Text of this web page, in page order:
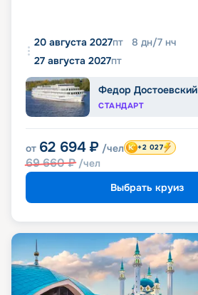
20 августа 2027пт 8 дн/7 нч
27 августа 2027пт
Федор Достоевский
СТАНДАРТ
от 62 694 ₽ /чел
69 660₽ /чел
+2 027
Выбрать круиз